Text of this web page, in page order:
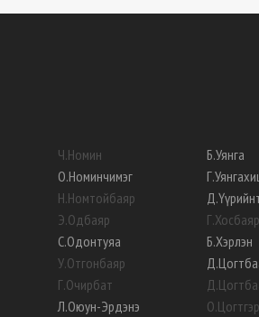
Ч.Номин
О.Номинчимэг
Н.Номтойбаяр
Э.Одбаяр
С.Одонтуяа
У.Отгонбаяр
Г.Очирбат
Л.Оюун-Эрдэнэ
Б.Уянга
Г.
Д.
Г.Хосбаяр
Б.Хэрлэн
Д.
Д.
О.